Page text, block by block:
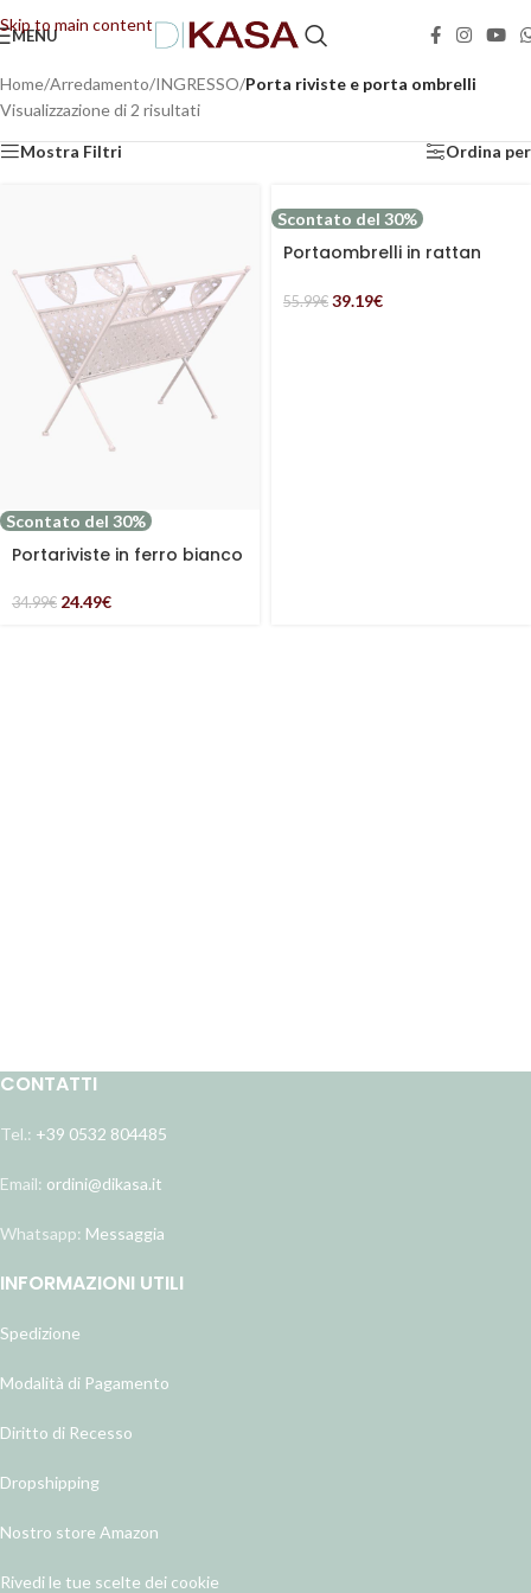
Skip to main content
📢 Dal 08/08/2026 al 23/08/2026 (compresi) gli ordini saranno evasi con tempi di
MENU
Home/Arredamento/INGRESSO/Porta riviste e porta ombrelli
Visualizzazione di 2 risultati
Mostra Filtri Ordina per
Scontato del 30%
Portariviste in ferro bianco
34.99€ 24.49€
Scontato del 30%
Portaombrelli in rattan
55.99€ 39.19€
CONTATTI
Tel.: +39 0532 804485
Email: ordini@dikasa.it
Whatsapp: Messaggia
INFORMAZIONI UTILI
Spedizione
Modalità di Pagamento
Diritto di Recesso
Dropshipping
Nostro store Amazon
Rivedi le tue scelte dei cookie